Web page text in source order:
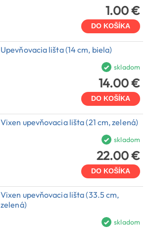
1.00 €
DO KOŠÍKA
Upevňovacia lišta (14 cm, biela)
skladom
14.00 €
DO KOŠÍKA
Vixen upevňovacia lišta (21 cm, zelená)
skladom
22.00 €
DO KOŠÍKA
Vixen upevňovacia lišta (33.5 cm,
zelená)
skladom